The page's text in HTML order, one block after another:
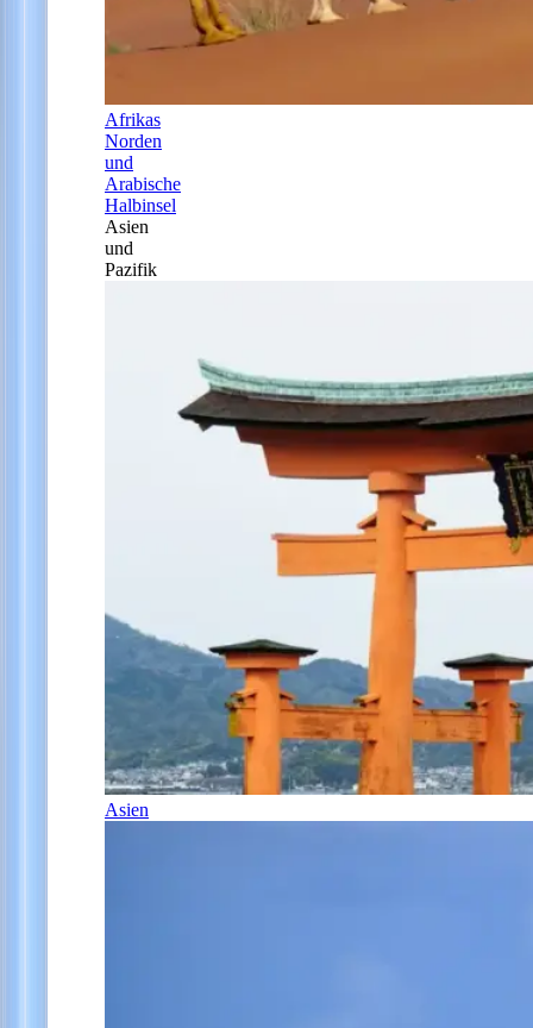
Afrikas
Norden
und
Arabische
Halbinsel
Asien
und
Pazifik
Asien